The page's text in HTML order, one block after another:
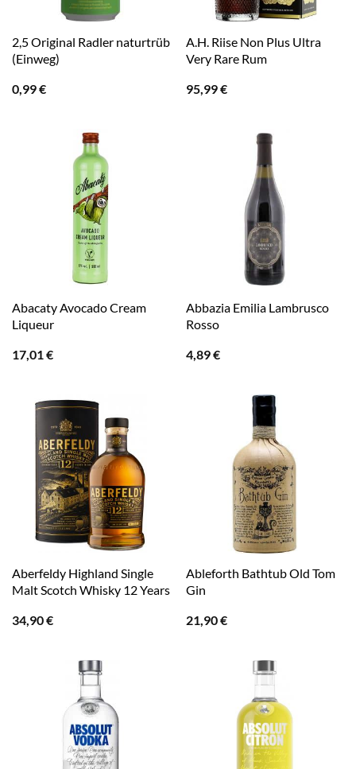
2,5 Original Radler naturtrüb
(Einweg)
0,99€
A.H. Riise Non Plus Ultra
Very Rare Rum
95,99€
Abacaty Avocado Cream
Liqueur
17,01€
Abbazia Emilia Lambrusco
Rosso
4,89€
Aberfeldy Highland Single
Malt Scotch Whisky 12 Years
34,90€
Ableforth Bathtub Old Tom
Gin
21,90€